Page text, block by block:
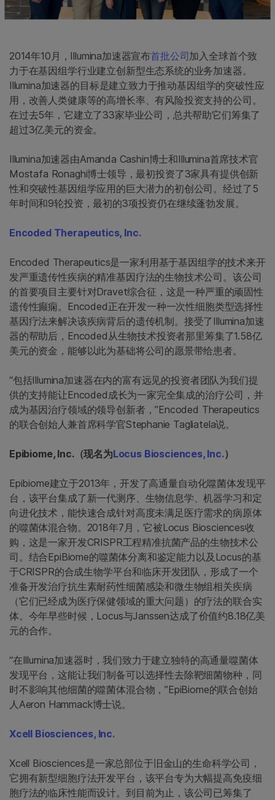
2014年10月，Illumina加速器宣布首批公司加入全球首个致
力于在基因组学行业建立创新型生态系统的业务加速器。
Illumina加速器的目标是建立致力于推动基因组学的突破性应
用，改善人类健康等的高增长率、有风险投资支持的公司。
在过去5年，它建立了33家毕业公司，总共帮助它们筹集了
超过3亿美元的资金。
Illumina加速器由Amanda Cashin博士和Illumina首席技术官
Mostafa Ronaghi博士领导，最初投资了3家具有提供创新
性和突破性基因组学应用的巨大潜力的初创公司。经过了5
年时间和9轮投资，最初的3项投资仍在继续蓬勃发展。
Encoded Therapeutics, Inc.
Encoded Therapeutics是一家利用基于基因组学的技术来开
发严重遗传性疾病的精准基因疗法的生物技术公司。该公司
的首要项目主要针对Dravet综合征，这是一种严重的顽固性
遗传性癫痫。Encoded正在开发一种一次性细胞类型选择性
基因疗法来解决该疾病背后的遗传机制。接受了Illumina加速
器的帮助后，Encoded从生物技术投资者那里筹集了1.58亿
美元的资金，能够以此为基础将公司的愿景带给患者。
“包括Illumina加速器在内的富有远见的投资者团队为我们提
供的支持能让Encoded成长为一家完全集成的治疗公司，并
成为基因治疗领域的领导创新者，”Encoded Therapeutics
的联合创始人兼首席科学官Stephanie Tagliatela说。
Epibiome, Inc.（现名为Locus Biosciences, Inc.）
Epibiome建立于2013年，开发了高通量自动化噬菌体发现平
台，该平台集成了新一代测序、生物信息学、机器学习和定
向进化技术，能快速合成针对高度未满足医疗需求的病原体
的噬菌体混合物。2018年7月，它被Locus Biosciences收
购，这是一家开发CRISPR工程精准抗菌产品的生物技术公
司。结合EpiBiome的噬菌体分离和鉴定能力以及Locus的基
于CRISPR的合成生物学平台和临床开发团队，形成了一个
准备开发治疗抗生素耐药性细菌感染和微生物组相关疾病
（它们已经成为医疗保健领域的重大问题）的疗法的联合实
体。今年早些时候，Locus与Janssen达成了价值约8.18亿美
元的合作。
“在Illumina加速器时，我们致力于建立独特的高通量噬菌体
发现平台，这能让我们制备可以选择性去除靶细菌物种，同
时不影响其他细菌的噬菌体混合物，”EpiBiome的联合创始
人Aeron Hammack博士说。
Xcell Biosciences, Inc.
Xcell Biosciences是一家总部位于旧金山的生命科学公司，
它拥有新型细胞疗法开发平台，该平台专为大幅提高免疫细
胞疗法的临床性能而设计。到目前为止，该公司已筹集了